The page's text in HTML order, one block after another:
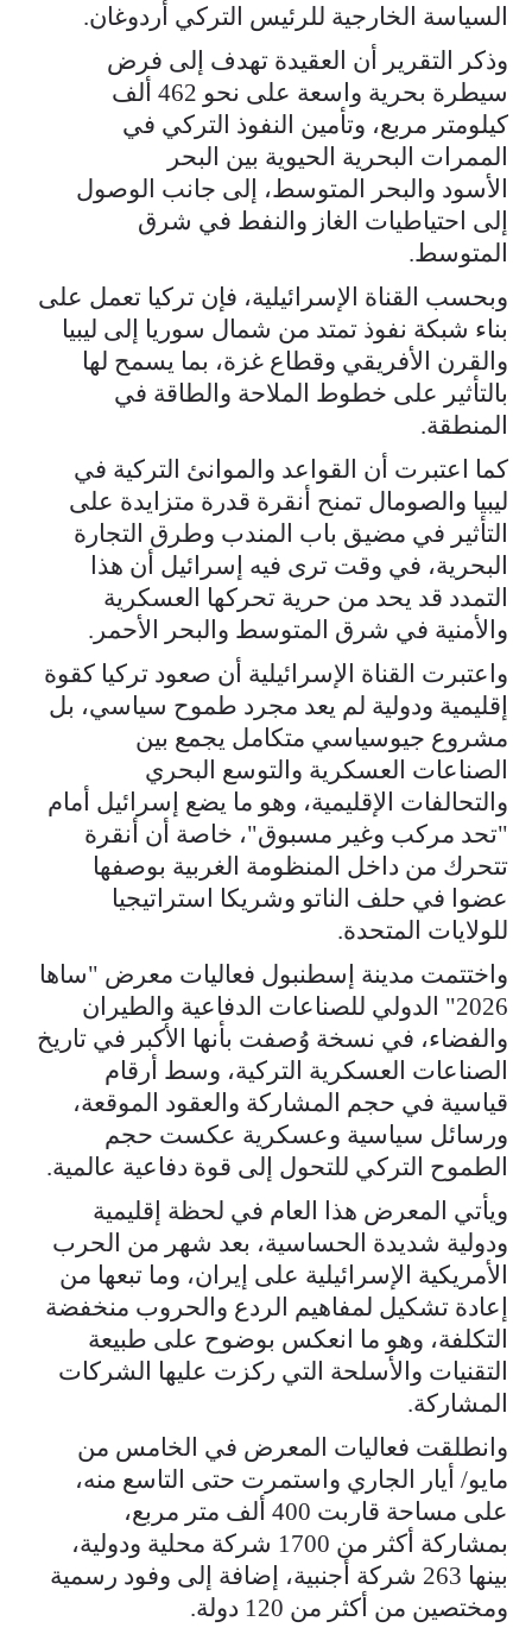
السياسة الخارجية للرئيس التركي أردوغان.
وذكر التقرير أن العقيدة تهدف إلى فرض
سيطرة بحرية واسعة على نحو 462 ألف
كيلومتر مربع، وتأمين النفوذ التركي في
الممرات البحرية الحيوية بين البحر
الأسود والبحر المتوسط، إلى جانب الوصول
إلى احتياطيات الغاز والنفط في شرق
المتوسط.
وبحسب القناة الإسرائيلية، فإن تركيا تعمل على
بناء شبكة نفوذ تمتد من شمال سوريا إلى ليبيا
والقرن الأفريقي وقطاع غزة، بما يسمح لها
بالتأثير على خطوط الملاحة والطاقة في
المنطقة.
كما اعتبرت أن القواعد والموانئ التركية في
ليبيا والصومال تمنح أنقرة قدرة متزايدة على
التأثير في مضيق باب المندب وطرق التجارة
البحرية، في وقت ترى فيه إسرائيل أن هذا
التمدد قد يحد من حرية تحركها العسكرية
والأمنية في شرق المتوسط والبحر الأحمر.
واعتبرت القناة الإسرائيلية أن صعود تركيا كقوة
إقليمية ودولية لم يعد مجرد طموح سياسي، بل
مشروع جيوسياسي متكامل يجمع بين
الصناعات العسكرية والتوسع البحري
والتحالفات الإقليمية، وهو ما يضع إسرائيل أمام
"تحد مركب وغير مسبوق"، خاصة أن أنقرة
تتحرك من داخل المنظومة الغربية بوصفها
عضوا في حلف الناتو وشريكا استراتيجيا
للولايات المتحدة.
واختتمت مدينة إسطنبول فعاليات معرض "ساها
2026" الدولي للصناعات الدفاعية والطيران
والفضاء، في نسخة وُصفت بأنها الأكبر في تاريخ
الصناعات العسكرية التركية، وسط أرقام
قياسية في حجم المشاركة والعقود الموقعة،
ورسائل سياسية وعسكرية عكست حجم
الطموح التركي للتحول إلى قوة دفاعية عالمية.
ويأتي المعرض هذا العام في لحظة إقليمية
ودولية شديدة الحساسية، بعد شهر من الحرب
الأمريكية الإسرائيلية على إيران، وما تبعها من
إعادة تشكيل لمفاهيم الردع والحروب منخفضة
التكلفة، وهو ما انعكس بوضوح على طبيعة
التقنيات والأسلحة التي ركزت عليها الشركات
المشاركة.
وانطلقت فعاليات المعرض في الخامس من
مايو/ أيار الجاري واستمرت حتى التاسع منه،
على مساحة قاربت 400 ألف متر مربع،
بمشاركة أكثر من 1700 شركة محلية ودولية،
بينها 263 شركة أجنبية، إضافة إلى وفود رسمية
ومختصين من أكثر من 120 دولة.